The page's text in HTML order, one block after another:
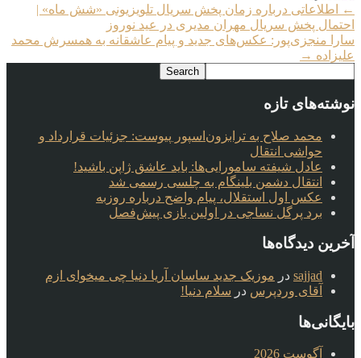
More
Articles
←
اطلاعاتی درباره زمان پخش سریال تلویزیونی «شش ماه» |
احتمال پخش سریال مهران مدیری در عید نوروز
سارا منجزی‌پور: عکس‌های جدید و پیام عاشقانه به همسرش محمد
علیزاده →
نوشته‌های تازه
محمد صلاح به ترابزون‌اسپور پیوست: جزئیات قرارداد و
حواشی انتقال
عادل شیفته سامورایی‌ها: باید عاشق ژاپن باشید!
انتقال دشمن بلینگام به چلسی رسمی شد
عکس اول استقلال، پیام واضح درباره روزبه
برد پرگل نساجی در اولین بازی پیش‌فصل
آخرین دیدگاه‌ها
sajjad در موزیک جدید ساسان آریا دنیا چی میخوای ازم
آقای وردپرس در سلام دنیا!
بایگانی‌ها
آگوست 2026